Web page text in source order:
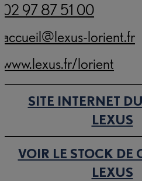
02 97 87 51 00
(Opens in new
accueil@lexus-lorient.fr
(Opens in
www.lexus.fr/lorient
(Opens in new
SITE INTERNET
LEXUS
VOIR LE STOCK DE
LEXUS